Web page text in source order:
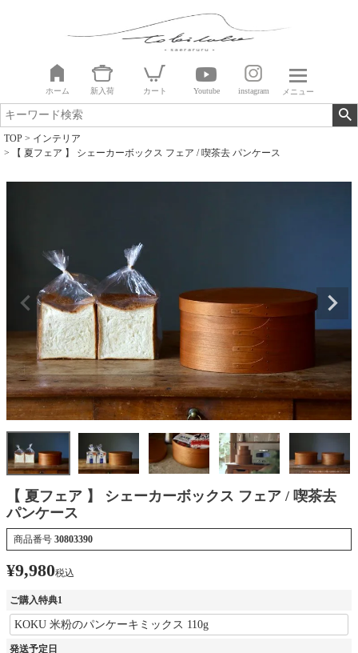
ホーム 新入荷 カート Youtube instagram メニュー
TOP
インテリア
【 夏フェア 】 シェーカーボックス フェア / 喫茶去 パンケース
【 夏フェア 】 シェーカーボックス フェア / 喫茶去
パンケース
商品番号 30803390
¥9,980税込
ご購入特典1
発送予定日